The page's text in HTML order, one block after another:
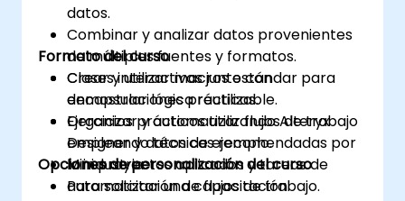
datos.
Combinar y analizar datos provenientes
de múltiples fuentes y formatos.
Crear y utilizar macros estándar para
encapsular lógica reutilizable.
Organizar y automatizar flujos de trabajo
empleando técnicas recomendadas por
la industria.
Formato del curso
Clases interactivas junto con
demostraciones prácticas.
Ejercicios prácticos utilizando Alteryx
Designer y datos de ejemplo.
Mini proyectos aplicados y tareas de
automatización de flujos de trabajo.
Opciones de personalización del curso
Para solicitar una capacitación